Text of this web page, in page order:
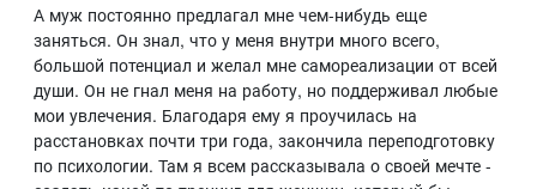
А муж постоянно предлагал мне чем-нибудь еще
заняться. Он знал, что у меня внутри много всего,
большой потенциал и желал мне самореализации от всей
души. Он не гнал меня на работу, но поддерживал любые
мои увлечения. Благодаря ему я проучилась на
расстановках почти три года, закончила переподготовку
по психологии. Там я всем рассказывала о своей мечте -